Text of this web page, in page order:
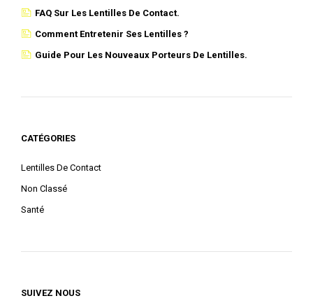
FAQ Sur Les Lentilles De Contact.
Comment Entretenir Ses Lentilles ?
Guide Pour Les Nouveaux Porteurs De Lentilles.
CATÉGORIES
Lentilles De Contact
Non Classé
Santé
SUIVEZ NOUS